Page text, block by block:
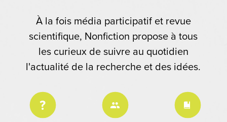
À la fois média participatif et revue
scientifique, Nonfiction propose à tous
les curieux de suivre au quotidien
l'actualité de la recherche et des idées.